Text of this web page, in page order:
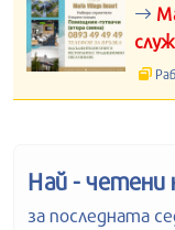
Най - четени
за последната